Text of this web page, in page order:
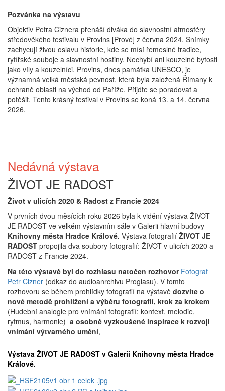
Pozvánka na výstavu
Objektiv Petra Ciznera přenáší diváka do slavnostní atmosféry
středověkého festivalu v Provins [Prové] z června 2024. Snímky
zachycují živou oslavu historie, kde se mísí řemeslné tradice,
rytířské souboje a slavnostní hostiny. Nechybí ani kouzelné bytosti
jako víly a kouzelníci. Provins, dnes památka UNESCO, je
významná velká městská pevnost, která byla založená Římany k
ochraně oblasti na východ od Paříže. Přijďte se poradovat a
potěšit. Tento krásný festival v Provins se koná 13. a 14. června
2026.
Nedávná výstava
ŽIVOT JE RADOST
Život v ulicích 2020 & Radost z Francie 2024
V prvních dvou měsících roku 2026 byla k vidění výstava ŽIVOT
JE RADOST ve velkém výstavním sále v Galerii hlavní budovy
Knihovny města Hradce Králové. Výstava fotografií ŽIVOT JE
RADOST propojila dva soubory fotografií: ŽIVOT v ulicích 2020 a
RADOST z Francie 2024.
Na této výstavě byl do rozhlasu natočen rozhovor Fotograf
Petr Cizner (odkaz do audioanrchivu Proglasu). V tomto
rozhovoru se během prohlídky fotografií na výstavě dozvíte o
nové metodě prohlížení a výběru fotografií, krok za krokem
(Hudební analogie pro vnímání fotografií: kontext, melodie,
rytmus, harmonie) a osobně vyzkoušené inspirace k rozvoji
vnímání výtvarného umění,
Výstava ŽIVOT JE RADOST v Galerii Knihovny města Hradce
Králové.